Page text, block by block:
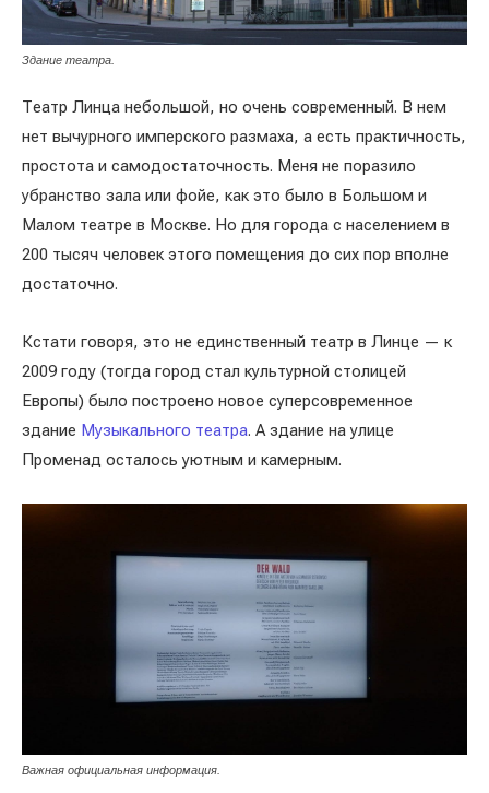
Здание театра.
Театр Линца небольшой, но очень современный. В нем
нет вычурного имперского размаха, а есть практичность,
простота и самодостаточность. Меня не поразило
убранство зала или фойе, как это было в Большом и
Малом театре в Москве. Но для города с населением в
200 тысяч человек этого помещения до сих пор вполне
достаточно.
Кстати говоря, это не единственный театр в Линце — к
2009 году (тогда город стал культурной столицей
Европы) было построено новое суперсовременное
здание Музыкального театра. А здание на улице
Променад осталось уютным и камерным.
Важная официальная информация.